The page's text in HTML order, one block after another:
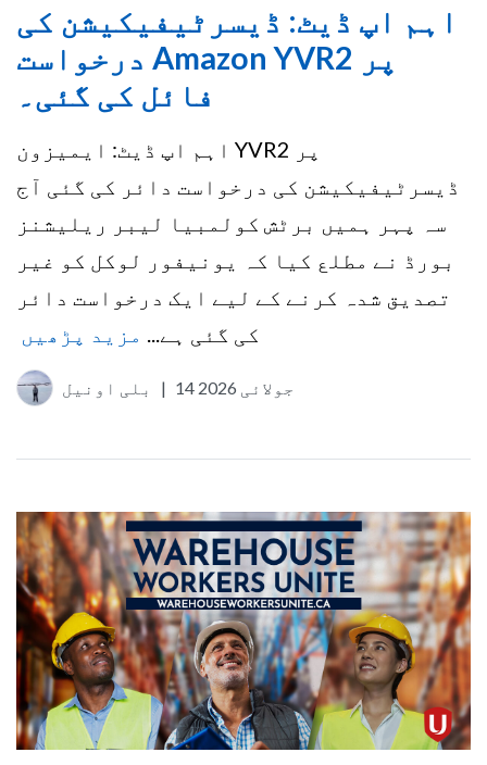
اہم اپ ڈیٹ: ڈیسرٹیفیکیشن کی
درخواست Amazon YVR2 پر
فائل کی گئی۔
اہم اپ ڈیٹ: ایمیزون YVR2 پر
ڈیسرٹیفیکیشن کی درخواست دائر کی گئی آج
سہ پہر ہمیں برٹش کولمبیا لیبر ریلیشنز
بورڈ نے مطلع کیا کہ یونیفور لوکل کو غیر
تصدیق شدہ کرنے کے لیے ایک درخواست دائر
کی گئی ہے... مزید پڑھیں
بلی اونیل | 14 جولائی 2026